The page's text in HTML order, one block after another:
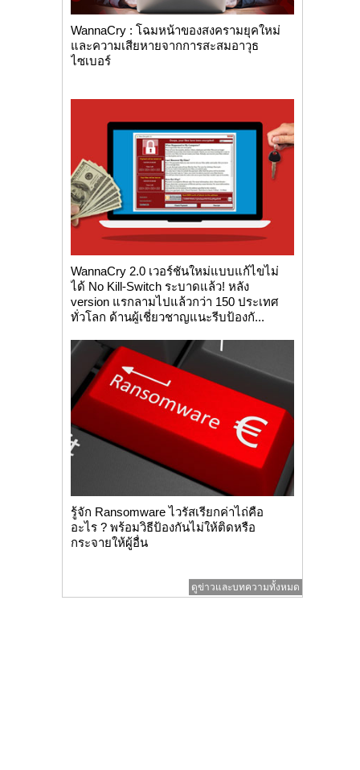
WannaCry : โฉมหน้าของสงครามยุคใหม่
และความเสียหายจากการสะสมอาวุธ
ไซเบอร์
WannaCry 2.0 เวอร์ชันใหม่แบบแก้ไขไม่
ได้ No Kill-Switch ระบาดแล้ว! หลัง
version แรกลามไปแล้วกว่า 150 ประเทศ
ทั่วโลก ด้านผู้เชี่ยวชาญแนะรีบป้องกั...
รู้จัก Ransomware ไวรัสเรียกค่าไถ่คือ
อะไร ? พร้อมวิธีป้องกันไม่ให้ติดหรือ
กระจายให้ผู้อื่น
ดูข่าวและบทความทั้งหมด